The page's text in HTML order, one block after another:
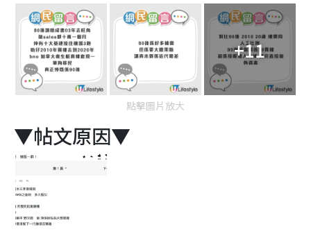
+11
點擊圖片放大
▼帖文原因▼